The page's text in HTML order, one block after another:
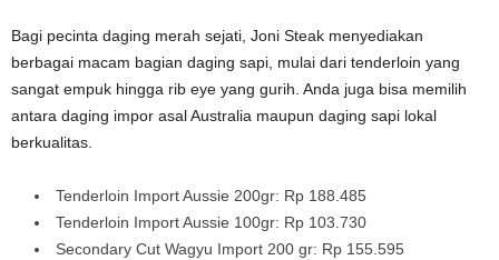
Bagi pecinta daging merah sejati, Joni Steak menyediakan
berbagai macam bagian daging sapi, mulai dari tenderloin yang
sangat empuk hingga rib eye yang gurih. Anda juga bisa memilih
antara daging impor asal Australia maupun daging sapi lokal
berkualitas.
Tenderloin Import Aussie 200gr: Rp 188.485
Tenderloin Import Aussie 100gr: Rp 103.730
Secondary Cut Wagyu Import 200 gr: Rp 155.595